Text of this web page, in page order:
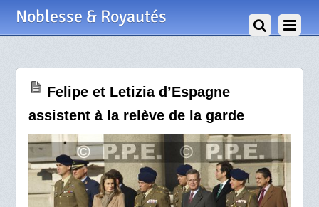
Noblesse & Royautés
Felipe et Letizia d’Espagne
assistent à la relève de la garde